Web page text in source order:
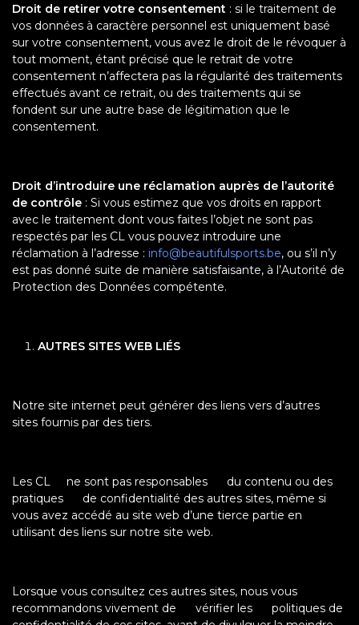
Droit de retirer votre consentement : si le traitement de
vos données à caractère personnel est uniquement basé
sur votre consentement, vous avez le droit de le révoquer à
tout moment, étant précisé que le retrait de votre
consentement n’affectera pas la régularité des traitements
effectués avant ce retrait, ou des traitements qui se
fondent sur une autre base de légitimation que le
consentement.
Droit d’introduire une réclamation auprès de l’autorité
de contrôle : Si vous estimez que vos droits en rapport
avec le traitement dont vous faites l’objet ne sont pas
respectés par les CL vous pouvez introduire une
réclamation à l’adresse : info@beautifulsports.be, ou s’il n’y
est pas donné suite de manière satisfaisante, à l’Autorité de
Protection des Données compétente.
AUTRES SITES WEB LIÉS
Notre site internet peut générer des liens vers d’autres
sites fournis par des tiers.
Les CL ne sont pas responsables du contenu ou des
pratiques de confidentialité des autres sites, même si
vous avez accédé au site web d’une tierce partie en
utilisant des liens sur notre site web.
Lorsque vous consultez ces autres sites, nous vous
recommandons vivement de vérifier les politiques de